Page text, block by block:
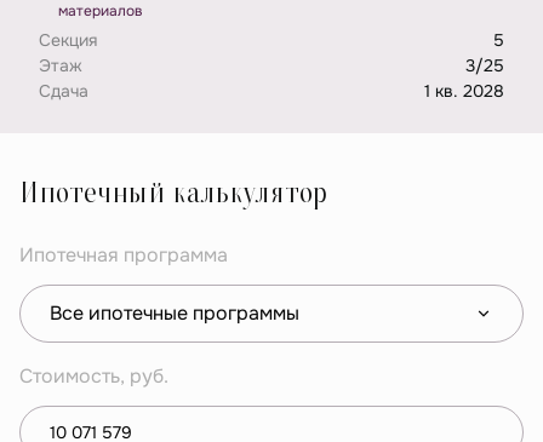
материалов
Секция
5
Этаж
3/25
Сдача
1 кв. 2028
Ипотечный калькулятор
Ипотечная программа
Все ипотечные программы
Стоимость, руб.